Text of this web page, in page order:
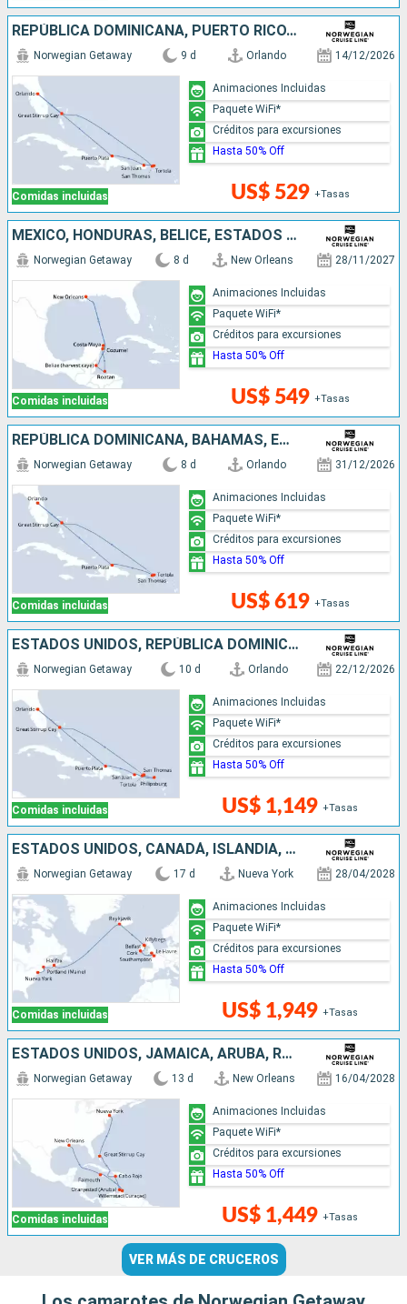
REPÚBLICA DOMINICANA, PUERTO RICO, BAHAMAS, ESTADOS UNIDOS
Comidas incluidas
Norwegian Getaway 9 d Orlando 14/12/2026
US$ 529 +Tasas
Animaciones Incluidas
Paquete WiFi*
Créditos para excursiones
Hasta 50% Off
MÉXICO, HONDURAS, BELICE, ESTADOS UNIDOS
Comidas incluidas
Norwegian Getaway 8 d New Orleans 28/11/2027
US$ 549 +Tasas
Animaciones Incluidas
Paquete WiFi*
Créditos para excursiones
Hasta 50% Off
REPÚBLICA DOMINICANA, BAHAMAS, ESTADOS UNIDOS
Comidas incluidas
Norwegian Getaway 8 d Orlando 31/12/2026
US$ 619 +Tasas
Animaciones Incluidas
Paquete WiFi*
Créditos para excursiones
Hasta 50% Off
ESTADOS UNIDOS, REPÚBLICA DOMINICANA, PUERTO RICO, SAN MARTÍN, BAHAMAS
Comidas incluidas
Norwegian Getaway 10 d Orlando 22/12/2026
US$ 1,149 +Tasas
Animaciones Incluidas
Paquete WiFi*
Créditos para excursiones
Hasta 50% Off
ESTADOS UNIDOS, CANADÁ, ISLANDIA, IRLANDA, FRANCIA, REINO UNIDO
Comidas incluidas
Norwegian Getaway 17 d Nueva York 28/04/2028
US$ 1,949 +Tasas
Animaciones Incluidas
Paquete WiFi*
Créditos para excursiones
Hasta 50% Off
ESTADOS UNIDOS, JAMAICA, ARUBA, REPÚBLICA DOMINICANA, BAHAMAS
Comidas incluidas
Norwegian Getaway 13 d New Orleans 16/04/2028
US$ 1,449 +Tasas
Animaciones Incluidas
Paquete WiFi*
Créditos para excursiones
Hasta 50% Off
VER MÁS DE CRUCEROS